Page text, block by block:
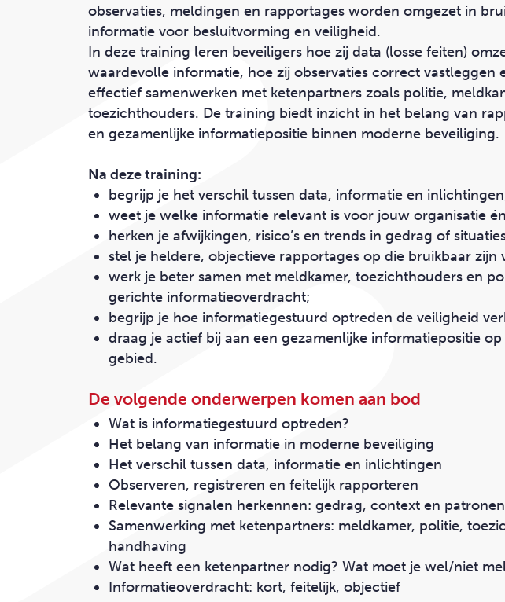
observaties, meldingen en rapportages worden omgezet in
informatie voor besluitvorming en veiligheid.
In deze training leren beveiligers hoe zij data (losse feiten)
waardevolle informatie, hoe zij observaties correct vastleggen
effectief samenwerken met ketenpartners zoals politie,
toezichthouders. De training biedt inzicht in het belang van
en gezamenlijke informatiepositie binnen moderne beveiliging.
Na deze training:
begrijp je het verschil tussen data, informatieen inlichtingen
weetje welke informatie relevant is voor jouw organisatie
herken je afwijkingen, risico’s en trends in gedrag of
stelje heldere, objectieve rapportagesop die bruikbaar zijn
werkje beter samen met meldkamer, toezichthouders en
gerichte informatieoverdracht;
begrijp je hoe informatiegestuurd optreden de veiligheid
draag je actief bij aan een gezamenlijke informatiepositie
gebied.
De volgende onderwerpen komen aan bod
Wat is informatiegestuurd optreden?
Het belang van informatie in moderne beveiliging
Het verschil tussen data, informatie en inlichtingen
Observeren, registreren en feitelijk rapporteren
Relevante signalen herkennen: gedrag, context en patronen
Samenwerking met ketenpartners: meldkamer, politie,
handhaving
Wat heeft een ketenpartner nodig? Wat moet je wel/niet
Informatieoverdracht: kort, feitelijk, objectief